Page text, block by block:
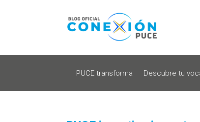
PUCE transforma Descubre tu